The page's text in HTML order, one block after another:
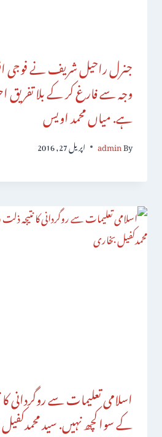
جنرل راحیل شریف نے فوجی
وجہ سے فارغ کر کے بلا تفریق
ہے. میاں محمد اویس
By
admin اپریل 27, 2016
اسلامی تعلیمات سے روگردانی
کے سواکچھ نہیں. سید